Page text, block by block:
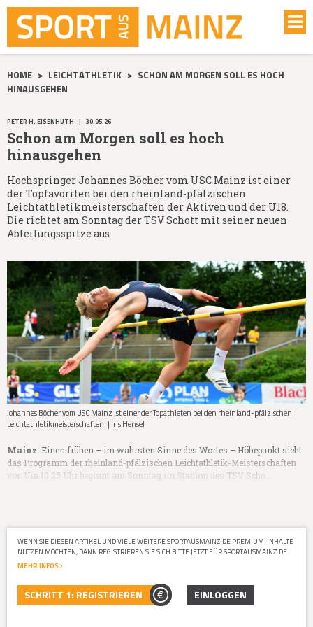
HOME > LEICHTATHLETIK > SCHON AM MORGEN SOLL ES HOCH
HINAUSGEHEN
PETER H. EISENHUTH | 30.05.26
Schon am Morgen soll es hoch
hinausgehen
Hochspringer Johannes Böcher vom USC Mainz ist einer
der Topfavoriten bei den rheinland-pfälzischen
Leichtathletikmeisterschaften der Aktiven und der U18.
Die richtet am Sonntag der TSV Schott mit seiner neuen
Abteilungsspitze aus.
Johannes Böcher vom USC Mainz ist einer der Topathleten bei den rheinland-pfälzischen
Leichtathletikmeisterschaften. | Iris Hensel
Mainz. Einen frühen – im wahrsten Sinne des Wortes – Höhepunkt sieht
das Programm der rheinland-pfälzischen Leichtathletik-Meisterschaften
vor: Um 10.25 Uhr beginnt am Sonntag im Stadion des TSV Scho…
WENN SIE DIESEN ARTIKEL UND VIELE WEITERE SPORTAUSMAINZ.DE PREMIUM-INHALTE
NUTZEN MÖCHTEN, DANN REGISTRIEREN SIE SICH BITTE JETZT FÜR SPORTAUSMAINZ.DE.
MEHR INFOS
SCHRITT 1: REGISTRIEREN EINLOGGEN